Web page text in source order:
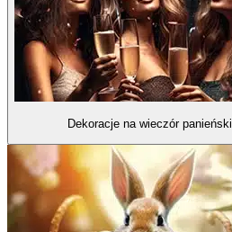
Dekoracje na wieczór panieński